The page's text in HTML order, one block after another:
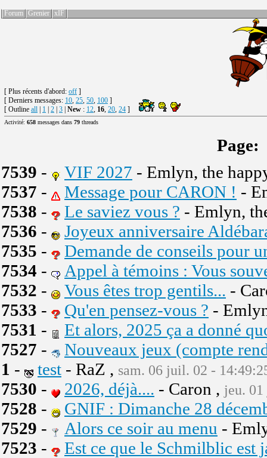
Forum Grenier xIF
[ Plus récents d'abord: off ]
[ Derniers messages: 10, 25, 50, 100 ]
[ Outline all 1 2 3 New : 12, 16, 20, 24 ]
Activité: 658 messages dans 79 threads
Page:
7539 - VIF 2027 - Emlyn, the
7537 - Message pour CARON ! -
7538 - Le saviez vous ? - Emlyn,
7536 -
Joyeux anniversaire
7535 -
Demande de conseils pour
7534 -
Appel à témoins : Vous
7532 - Vous êtes trop gentils... -
7533 - Qu'en pensez-vous ? -
7531 -
Et alors, 2025 ça a donné
7527 -
Nouveaux jeux (compte
1 - test - RaZ , sam. 06 juil. 02 -
7530 - 2026, déjà.... - Caron , jeu.
7528 -
GNIF : Dimanche 28
7529 - Alors ce soir au menu -
7523 -
Est ce que le Schmilblic est